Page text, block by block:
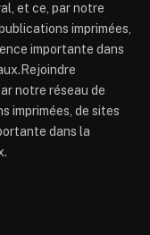
et ce, par notre
imprimées,
importante dans
notre réseau de
imprimées, de sites
dans la